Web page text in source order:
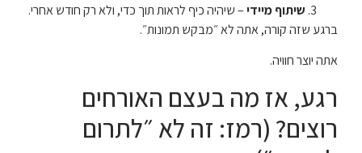
שיתוף מיידי– שיהיה כיף לראות תוך כדי, ולא רק חודש אחרי.
ברגע שזה קורה, אתה לא ״מבקש תמונות״.
אתה יוצר חוויה.
רגע, אז מה בעצם האורחים
רוצים? (רמז: זה לא ״לתרום